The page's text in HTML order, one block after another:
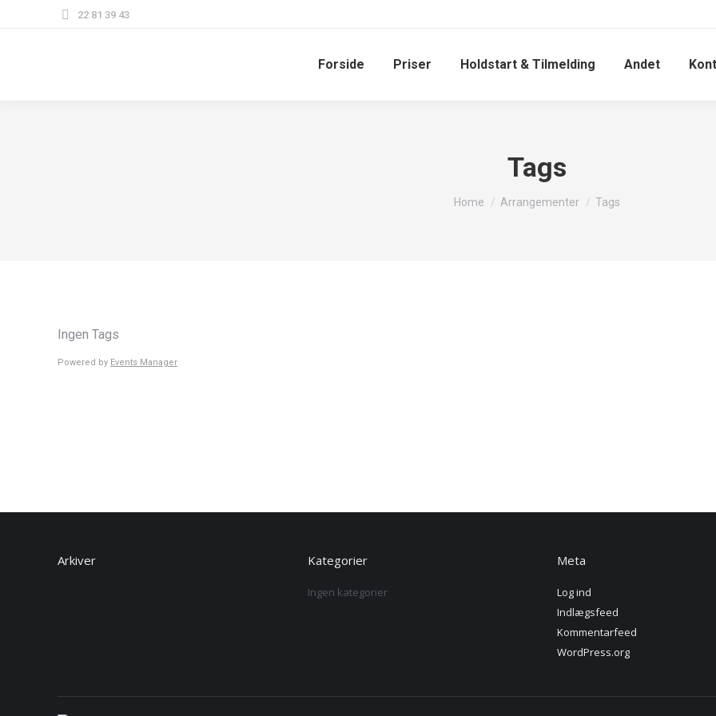
22 81 39 43
Forside Priser Holdstart & Tilmelding Andet
Tags
You are here:
Home Arrangementer Tags
Ingen Tags
Powered by Events Manager
Arkiver Kategorier
Ingen kategorier
Meta
Log ind
Indlægsfeed
Kommentarfeed
WordPress.org